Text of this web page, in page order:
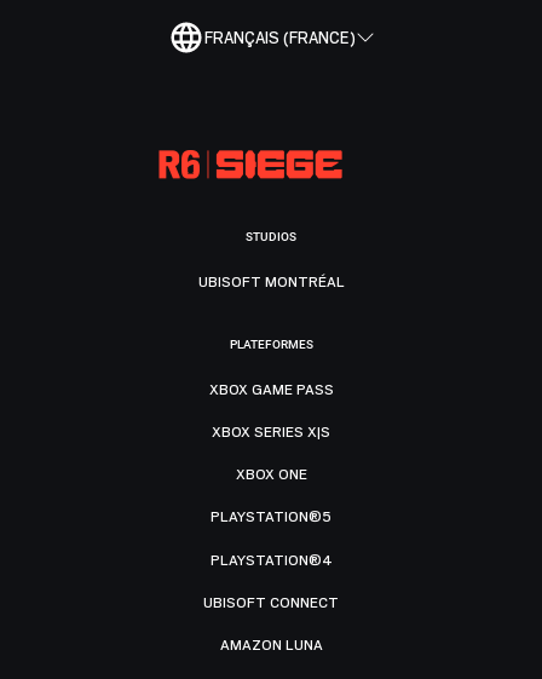
FRANÇAIS (FRANCE)
STUDIOS
UBISOFT MONTRÉAL
PLATEFORMES
XBOX GAME PASS
XBOX SERIES X|S
XBOX ONE
PLAYSTATION®5
PLAYSTATION®4
UBISOFT CONNECT
AMAZON LUNA